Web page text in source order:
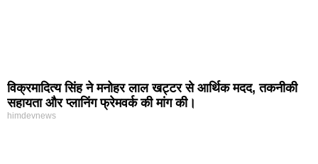
विक्रमादित्य सिंह ने मनोहर लाल खट्टर से आर्थिक मदद, तकनीकी
सहायता और प्लानिंग फ्रेमवर्क की मांग की।
himdevnews